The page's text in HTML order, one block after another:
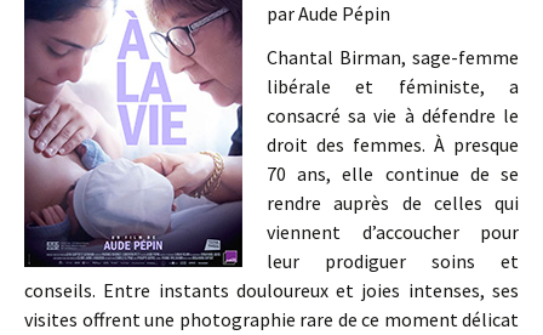
par Aude Pépin
Chantal Birman, sage-femme
libérale et féministe, a
consacré sa vie à défendre le
droit des femmes. À presque
70 ans, elle continue de se
rendre auprès de celles qui
viennent d’accoucher pour
leur prodiguer soins et
conseils. Entre instants douloureux et joies intenses, ses
visites offrent une photographie rare de ce moment délicat